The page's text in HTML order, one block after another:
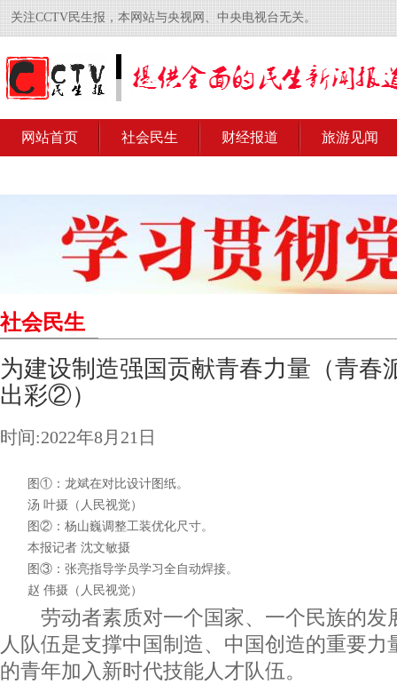
关注CCTV民生报，本网站与央视网、中央电视台无关。
网站首页 社会民生 财经报道 旅游见闻
社会民生
为建设制造强国贡献青春力量（青春
出彩②）
时间:2022年8月21日
图①：龙斌在对比设计图纸。
汤 叶摄（人民视觉）
图②：杨山巍调整工装优化尺寸。
本报记者 沈文敏摄
图③：张亮指导学员学习全自动焊接。
赵 伟摄（人民视觉）
劳动者素质对一个国家、一个民族的发
人队伍是支撑中国制造、中国创造的重要力
的青年加入新时代技能人才队伍。